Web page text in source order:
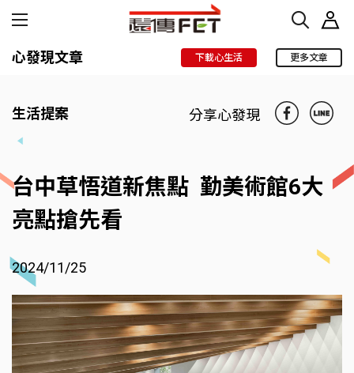
心發現文章 下載心生活 更多文章
生活提案 分享心發現
台中草悟道新焦點 勤美術館6大
亮點搶先看
2024/11/25